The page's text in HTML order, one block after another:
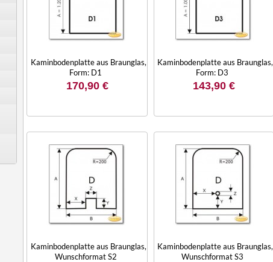
Kaminbodenplatte aus Braunglas,
Form: D1
170,90 €
Kaminbodenplatte aus Braunglas,
Form: D3
143,90 €
Kaminbodenplatte aus Braunglas,
Wunschformat S2
Kaminbodenplatte aus Braunglas,
Wunschformat S3